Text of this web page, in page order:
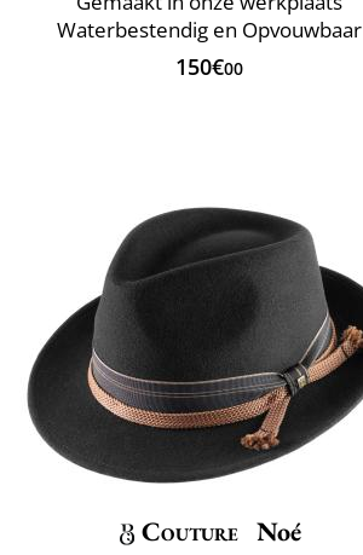
Waterbestendig en Opvouwbaar
150€00
Couture Noé